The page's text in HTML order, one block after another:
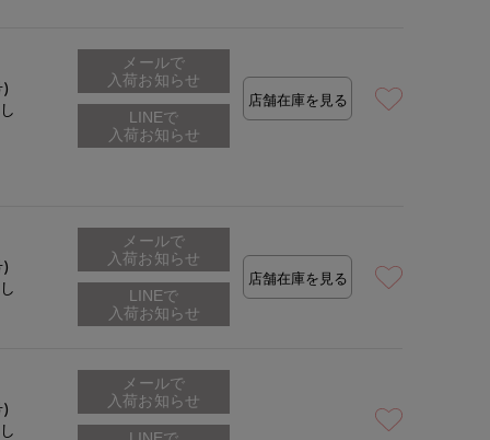
メールで
入荷お知らせ
店舗在庫を見る
メールで
入荷お知らせ
店舗在庫を見る
)
メールで
入荷お知らせ